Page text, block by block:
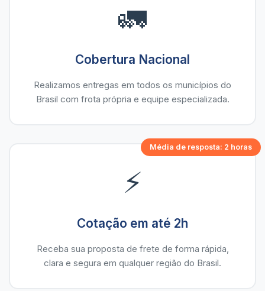
🚛
Cobertura Nacional
Realizamos entregas em todos os municípios do
Brasil com frota própria e equipe especializada.
Média de resposta: 2 horas
⚡
Cotação em até 2h
Receba sua proposta de frete de forma rápida,
clara e segura em qualquer região do Brasil.